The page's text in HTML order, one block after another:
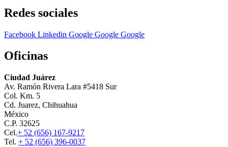
Redes sociales
Facebook Linkedin Google Google Google
Oficinas
Ciudad Juárez
Av. Ramón Rivera Lara #5418 Sur
Col. Km. 5
Cd. Juarez, Chihuahua
México
C.P. 32625
Cel.+ 52 (656) 167-9217
Tel. + 52 (656) 396-0037